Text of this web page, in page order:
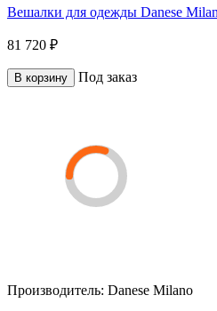
Вешалки для одежды Danese
81 720 ₽
В корзину Под заказ
Производитель: Danese Milano